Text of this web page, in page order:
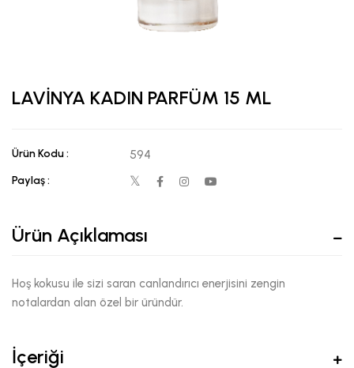
LAVİNYA KADIN PARFÜM 15 ML
Ürün Kodu : 594
Paylaş :
Ürün Açıklaması
Hoş kokusu ile sizi saran canlandırıcı enerjisini zengin
notalardan alan özel bir üründür.
İçeriği